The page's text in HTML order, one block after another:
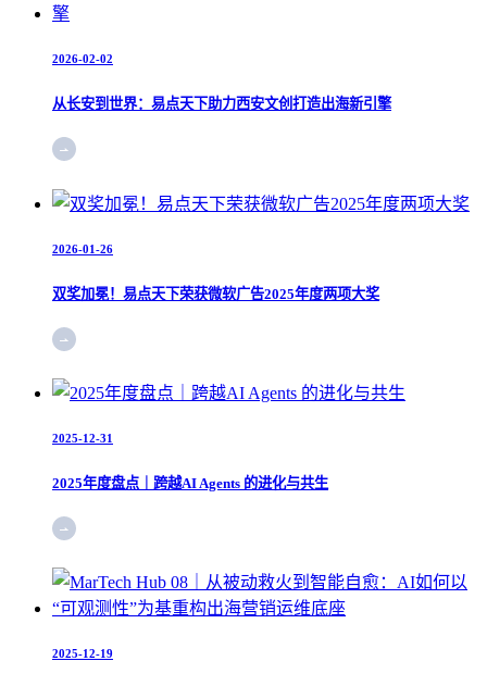
2026-02-02
从长安到世界：易点天下助力西安文创打造出海新引擎
2026-01-26
双奖加冕！易点天下荣获微软广告2025年度两项大奖
2025-12-31
2025年度盘点｜跨越AI Agents 的进化与共生
2025-12-19